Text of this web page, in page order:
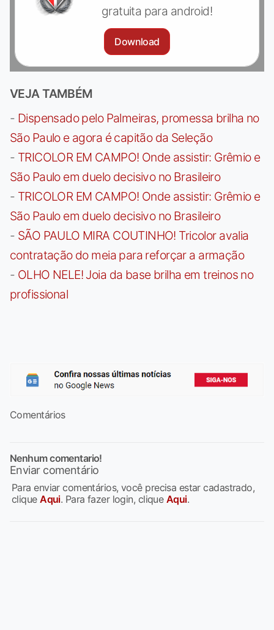
gratuita para android!
Download
VEJA TAMBÉM
- Dispensado pelo Palmeiras, promessa brilha no
São Paulo e agora é capitão da Seleção
- TRICOLOR EM CAMPO! Onde assistir: Grêmio e
São Paulo em duelo decisivo no Brasileiro
- TRICOLOR EM CAMPO! Onde assistir: Grêmio e
São Paulo em duelo decisivo no Brasileiro
- SÃO PAULO MIRA COUTINHO! Tricolor avalia
contratação do meia para reforçar a armação
- OLHO NELE! Joia da base brilha em treinos no
profissional
Comentários
Nenhum comentario!
Enviar comentário
Para enviar comentários, você precisa estar cadastrado,
cliqueAqui. Para fazer login, clique Aqui.